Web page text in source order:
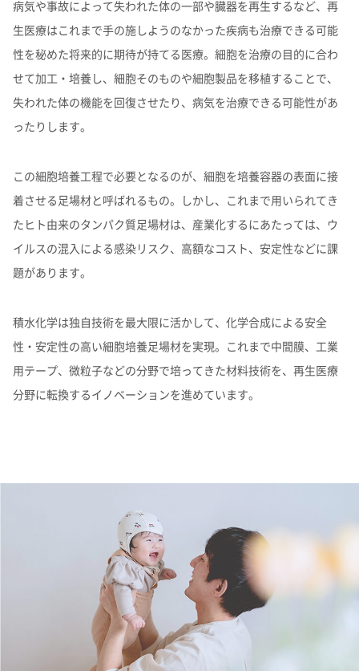
病気や事故によって失われた体の一部や臓器を再生するなど、再
生医療はこれまで手の施しようのなかった疾病も治療できる可能
性を秘めた将来的に期待が持てる医療。細胞を治療の目的に合わ
せて加工・培養し、細胞そのものや細胞製品を移植することで、
失われた体の機能を回復させたり、病気を治療できる可能性があ
ったりします。
この細胞培養工程で必要となるのが、細胞を培養容器の表面に接
着させる足場材と呼ばれるもの。しかし、これまで用いられてき
たヒト由来のタンパク質足場材は、産業化するにあたっては、ウ
イルスの混入による感染リスク、高額なコスト、安定性などに課
題があります。
積水化学は独自技術を最大限に活かして、化学合成による安全
性・安定性の高い細胞培養足場材を実現。これまで中間膜、工業
用テープ、微粒子などの分野で培ってきた材料技術を、再生医療
分野に転換するイノベーションを進めています。